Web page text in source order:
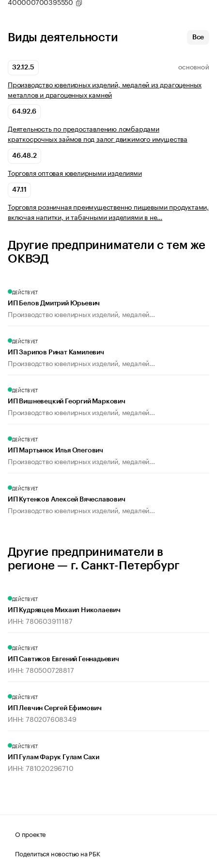
Виды деятельности Все
32.12.5 ОСНОВНОЙ
Производство ювелирных изделий, медалей из драгоценных
металлов и драгоценных камней
64.92.6
Деятельность по предоставлению ломбардами
краткосрочных займов под залог движимого имущества
46.48.2
Торговля оптовая ювелирными изделиями
47.11
Торговля розничная преимущественно пищевыми продуктами,
включая напитки, и табачными изделиями в не…
Другие предприниматели с тем же
ОКВЭД
ДЕЙСТВУЕТ
ИП Белов Дмитрий Юрьевич
Производство ювелирных изделий, медалей...
ДЕЙСТВУЕТ
ИП Зарипов Ринат Камилевич
Производство ювелирных изделий, медалей...
ДЕЙСТВУЕТ
ИП Вишневецкий Георгий Маркович
Производство ювелирных изделий, медалей...
ДЕЙСТВУЕТ
ИП Мартынюк Илья Олегович
Производство ювелирных изделий, медалей...
ДЕЙСТВУЕТ
ИП Кутенков Алексей Вячеславович
Производство ювелирных изделий, медалей...
Другие предприниматели в
регионе — г. Санкт-Петербург
ДЕЙСТВУЕТ
ИП Кудрявцев Михаил Николаевич
ИНН: 780603911187
ДЕЙСТВУЕТ
ИП Савтиков Евгений Геннадьевич
ИНН: 780500728817
ДЕЙСТВУЕТ
ИП Левчин Сергей Ефимович
ИНН: 780207608349
ДЕЙСТВУЕТ
ИП Гулам Фарук Гулам Сахи
ИНН: 781020296710
О проекте
Поделиться новостью на РБК